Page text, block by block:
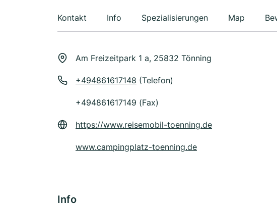
Kontakt Info Spezialisierungen Map
Am Freizeitpark 1 a, 25832 Tönning
+494861617148 (Telefon)
+494861617149 (Fax)
https://www.reisemobil-toenning.de
www.campingplatz-toenning.de
Info